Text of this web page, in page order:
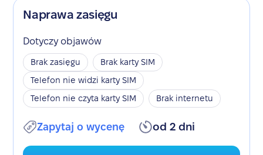
Naprawa zasięgu
Dotyczy objawów
Brak zasięgu
Brak karty SIM
Telefon nie widzi karty SIM
Telefon nie czyta karty SIM
Brak internetu
Zapytaj o wycenę od 2 dni